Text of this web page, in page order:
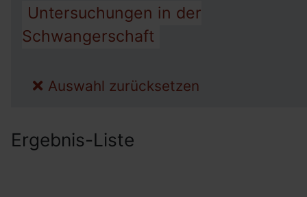
Untersuchungen in der
Schwangerschaft
Auswahl zurücksetzen
Ergebnis-Liste